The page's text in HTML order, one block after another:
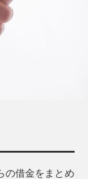
の借金をまとめ